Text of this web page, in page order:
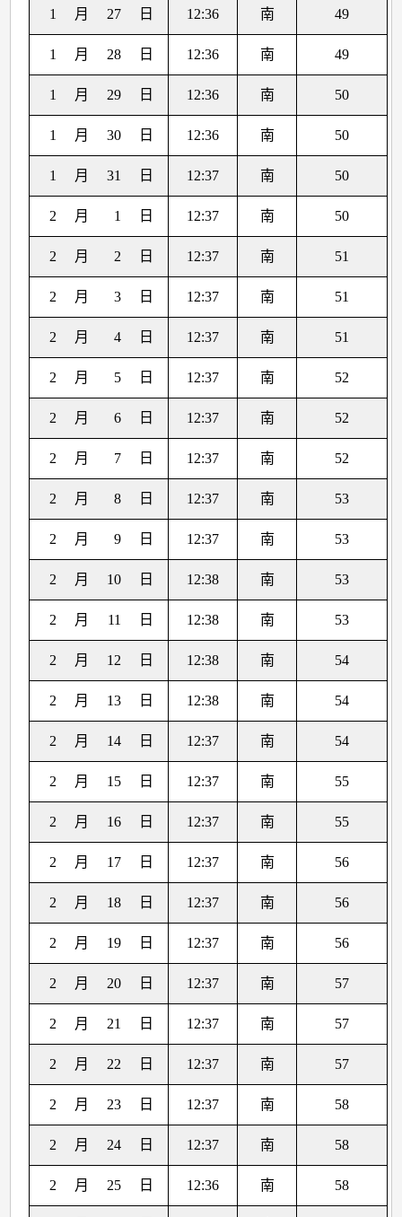
1 月 27 日 12:36 南 49
1 月 28 日 12:36 南 49
1 月 29 日 12:36 南 50
1 月 30 日 12:36 南 50
1 月 31 日 12:37 南 50
2 月 1 日 12:37 南 50
2 月 2 日 12:37 南 51
2 月 3 日 12:37 南 51
2 月 4 日 12:37 南 51
2 月 5 日 12:37 南 52
2 月 6 日 12:37 南 52
2 月 7 日 12:37 南 52
2 月 8 日 12:37 南 53
2 月 9 日 12:37 南 53
2 月 10 日 12:38 南 53
2 月 11 日 12:38 南 53
2 月 12 日 12:38 南 54
2 月 13 日 12:38 南 54
2 月 14 日 12:37 南 54
2 月 15 日 12:37 南 55
2 月 16 日 12:37 南 55
2 月 17 日 12:37 南 56
2 月 18 日 12:37 南 56
2 月 19 日 12:37 南 56
2 月 20 日 12:37 南 57
2 月 21 日 12:37 南 57
2 月 22 日 12:37 南 57
2 月 23 日 12:37 南 58
2 月 24 日 12:37 南 58
2 月 25 日 12:36 南 58